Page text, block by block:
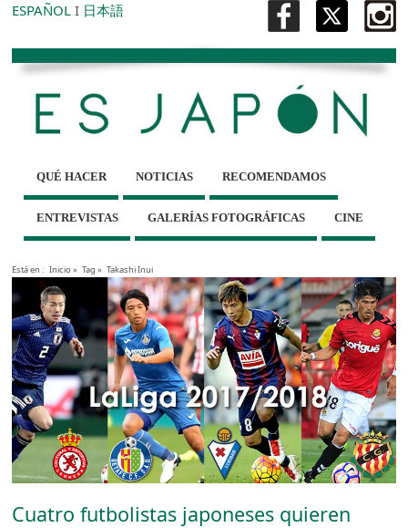
ESPAÑOL I 日本語
QUÉ HACER NOTICIAS RECOMENDAMOS
ENTREVISTAS GALERÍAS FOTOGRÁFICAS CINE
Está en : Inicio» Tag » Takashi Inui
Cuatro futbolistas japoneses quieren